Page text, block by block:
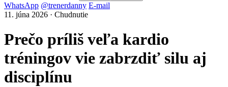
WhatsApp @trenerdanny E-mail
11. júna 2026 · Chudnutie
Prečo príliš veľa kardio
tréningov vie zabrzdiť silu aj
disciplínu